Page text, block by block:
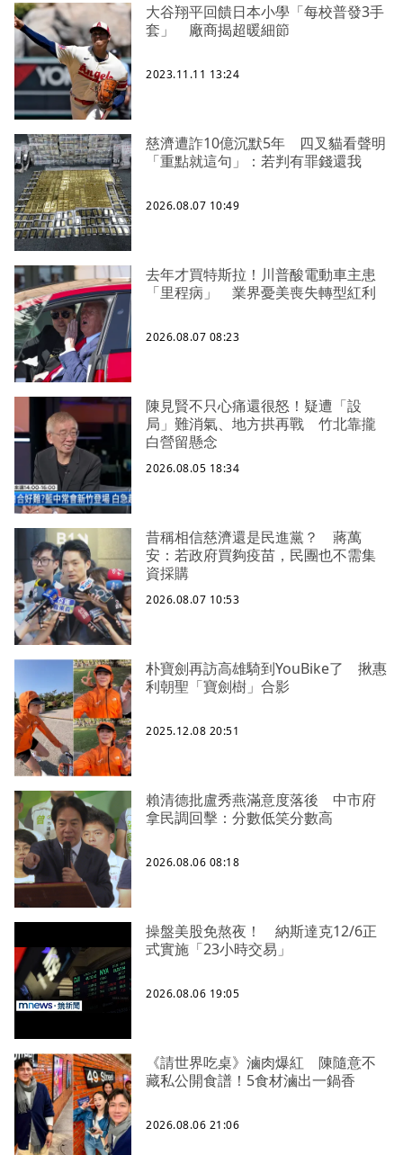
大谷翔平回饋日本小學「每校普發3手
套」 廠商揭超暖細節
2023.11.11 13:24
慈濟遭詐10億沉默5年 四叉貓看聲明
「重點就這句」：若判有罪錢還我
2026.08.07 10:49
去年才買特斯拉！川普酸電動車主患
「里程病」 業界憂美喪失轉型紅利
2026.08.07 08:23
陳見賢不只心痛還很怒！疑遭「設
局」難消氣、地方拱再戰 竹北靠攏
白營留懸念
2026.08.05 18:34
昔稱相信慈濟還是民進黨？ 蔣萬
安：若政府買夠疫苗，民團也不需集
資採購
2026.08.07 10:53
朴寶劍再訪高雄騎到YouBike了 揪惠
利朝聖「寶劍樹」合影
2025.12.08 20:51
賴清德批盧秀燕滿意度落後 中市府
拿民調回擊：分數低笑分數高
2026.08.06 08:18
操盤美股免熬夜！ 納斯達克12/6正
式實施「23小時交易」
2026.08.06 19:05
《請世界吃桌》滷肉爆紅 陳隨意不
藏私公開食譜！5食材滷出一鍋香
2026.08.06 21:06